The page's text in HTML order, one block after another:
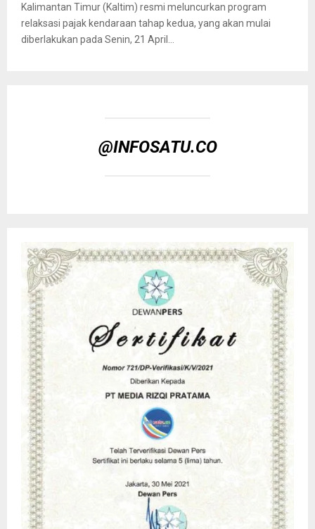
Kalimantan Timur (Kaltim) resmi meluncurkan program
relaksasi pajak kendaraan tahap kedua, yang akan mulai
diberlakukan pada Senin, 21 April...
@INFOSATU.CO